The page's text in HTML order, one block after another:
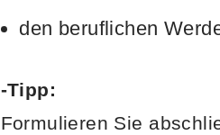
den beruflichen
-Tipp:
Formulieren Sie